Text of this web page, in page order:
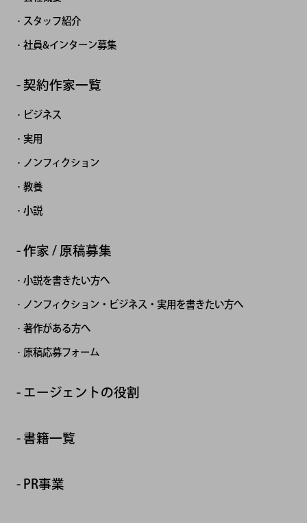
スタッフ紹介
社員&インターン募集
契約作家一覧
ビジネス
実用
ノンフィクション
教養
小説
作家 / 原稿募集
小説を書きたい方へ
ノンフィクション・ビジネス・実用を書きたい方へ
著作がある方へ
原稿応募フォーム
エージェントの役割
書籍一覧
PR事業